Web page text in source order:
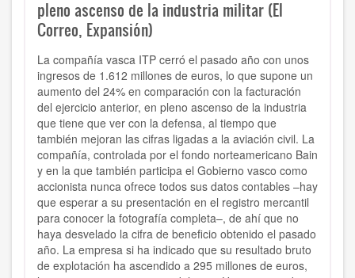
pleno ascenso de la industria militar (El
Correo, Expansión)
La compañía vasca ITP cerró el pasado año con unos
ingresos de 1.612 millones de euros, lo que supone un
aumento del 24% en comparación con la facturación
del ejercicio anterior, en pleno ascenso de la industria
que tiene que ver con la defensa, al tiempo que
también mejoran las cifras ligadas a la aviación civil. La
compañía, controlada por el fondo norteamericano Bain
y en la que también participa el Gobierno vasco como
accionista nunca ofrece todos sus datos contables –hay
que esperar a su presentación en el registro mercantil
para conocer la fotografía completa–, de ahí que no
haya desvelado la cifra de beneficio obtenido el pasado
año. La empresa si ha indicado que su resultado bruto
de explotación ha ascendido a 295 millones de euros,